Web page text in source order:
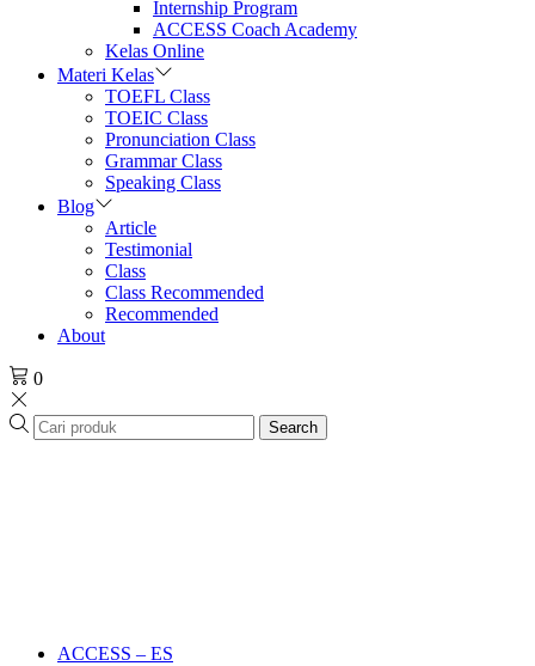
Internship Program
ACCESS Coach Academy
Kelas Online
Materi Kelas
TOEFL Class
TOEIC Class
Pronunciation Class
Grammar Class
Speaking Class
Blog
Article
Testimonial
Class
Class Recommended
Recommended
About
0
Search
ACCESS – ES